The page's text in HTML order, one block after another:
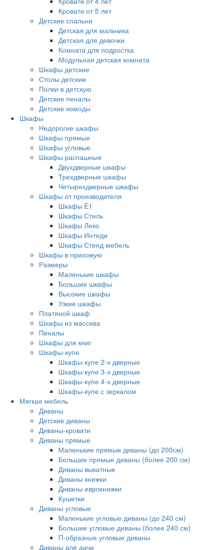
Кровати от 5 лет
Детские спальни
Детская для мальчика
Детская для девочки
Комната для подростка
Модульная детская комната
Шкафы детские
Столы детские
Полки в детскую
Детские пеналы
Детские комоды
Шкафы
Недорогие шкафы
Шкафы прямые
Шкафы угловые
Шкафы распашные
Двухдверные шкафы
Трехдверные шкафы
Четырехдверные шкафы
Шкафы от производителя
Шкафы E1
Шкафы Стиль
Шкафы Леко
Шкафы Интеди
Шкафы Стенд мебель
Шкафы в прихожую
Размеры
Маленькие шкафы
Большие шкафы
Высокие шкафы
Узкие шкафы
Платяной шкаф
Шкафы из массива
Пеналы
Шкафы для книг
Шкафы-купе
Шкафы-купе 2-х дверные
Шкафы-купе 3-х дверные
Шкафы-купе 4-х дверные
Шкафы-купе с зеркалом
Мягкая мебель
Диваны
Детские диваны
Диваны-кровати
Диваны прямые
Маленькие прямые диваны (до 200см)
Большие прямые диваны (более 200 см)
Диваны выкатные
Диваны книжки
Диваны еврокнижки
Кушетки
Диваны угловые
Маленькие угловые диваны (до 240 см)
Большие угловые диваны (более 240 см)
П-образные угловые диваны
Диваны для дачи